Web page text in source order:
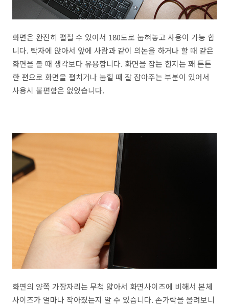
화면은 완전히 펼칠 수 있어서 180도로 눕혀놓고 사용이 가능 합
니다. 탁자에 앉아서 앞에 사람과 같이 의논을 하거나 할 때 같은
화면을 볼 때 생각보다 유용합니다. 화면을 잡는 힌지는 꽤 튼튼
한 편으로 화면을 펼치거나 눕힐 때 잘 잡아주는 부분이 있어서
사용시 불편함은 없었습니다.
화면의 양쪽 가장자리는 무척 얇아서 화면사이즈에 비해서 본체
사이즈가 얼마나 작아졌는지 알 수 있습니다. 손가락을 올려보니